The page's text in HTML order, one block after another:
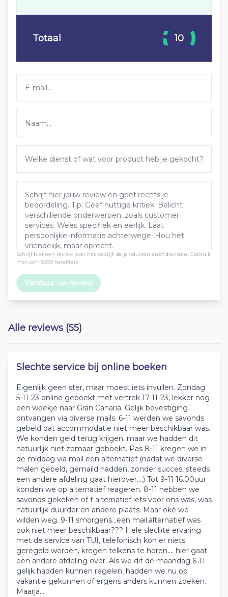
Schrijf hier een review over het bedrijf, de producten en/of diensten. Gebruik
max zo’n 5000 karakters
Verstuur uw review
Totaal 10
Alle reviews (55)
Slechte service bij online boeken
Eigenlijk geen ster, maar moest iets invullen. Zondag
5-11-23 online geboekt met vertrek 17-11-23, lekker nog
een weekje naar Gran Canaria. Gelijk bevestiging
ontvangen via diverse mails. 6-11 werden we savonds
gebeld dat accommodatie niet meer beschikbaar was.
We konden geld terug krijgen, maar we hadden dit
natuurlijk niet zomaar geboekt. Pas 8-11 kregen we in
de middag via mail een alternatief (nadat we diverse
malen gebeld, gemaild hadden, zonder succes, steeds
een andere afdeling gaat hierover....) Tot 9-11 16.00uur
konden we op alternatief reageren. 8-11 hebben we
savonds gekeken of t alternatief iets voor ons was, was
natuurlijk duurder en andere plaats. Maar oké we
wilden weg. 9-11 smorgens...een mail,alternatief was
ook niet meer beschikbaar??? Hele slechte ervaring
met de service van TUI, telefonisch kon er niets
geregeld worden, kregen telkens te horen.... hier gaat
een andere afdeling over. Als we dit de maandag 6-11
gelijk hadden kunnen regelen, hadden we nu op
vakantie gekunnen of ergens anders kunnen zoeken.
Maarja...